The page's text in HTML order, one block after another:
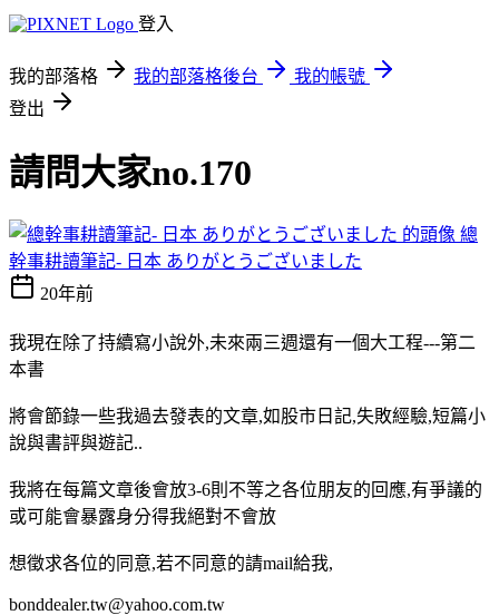
登入
我的部落格 我的部落格後台
我的帳號
登出
請問大家no.170
總
幹事耕讀筆記- 日本 ありがとうございました
20年前
我現在除了持續寫小說外,未來兩三週還有一個大工程---第二
本書
將會節錄一些我過去發表的文章,如股市日記,失敗經驗,短篇小
說與書評與遊記..
我將在每篇文章後會放3-6則不等之各位朋友的回應,有爭議的
或可能會暴露身分得我絕對不會放
想徵求各位的同意,若不同意的請mail給我,
bonddealer.tw@yahoo.com.tw